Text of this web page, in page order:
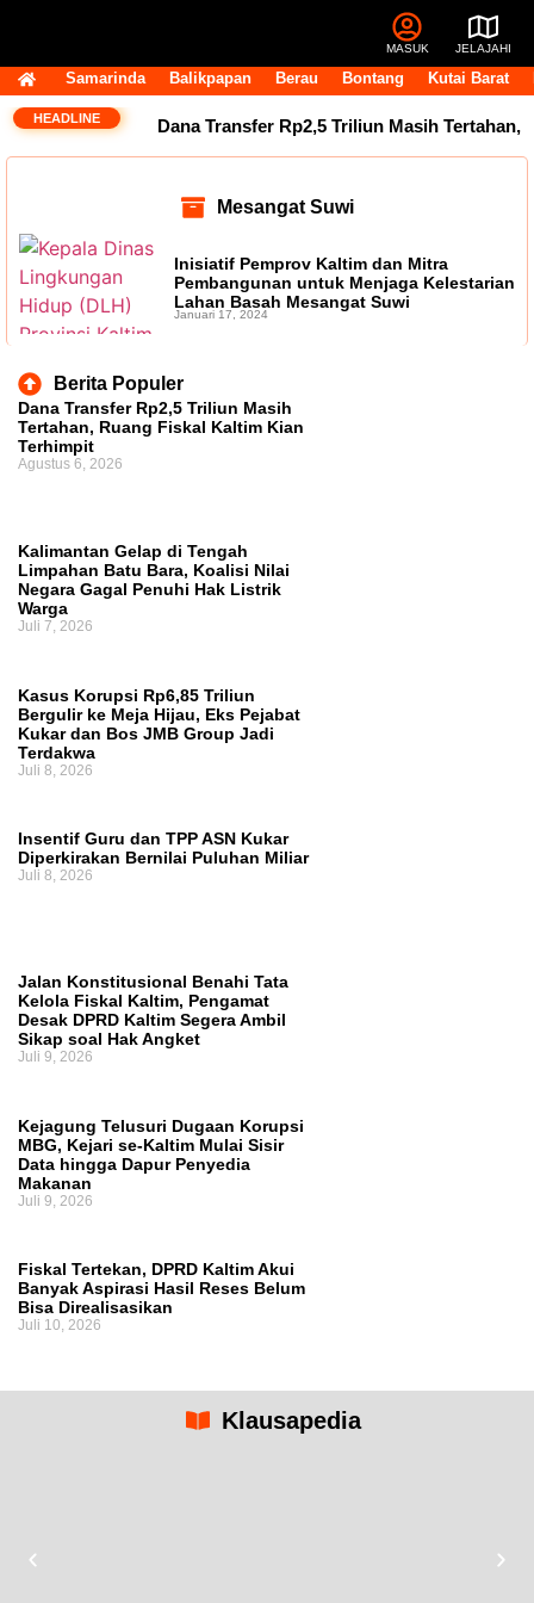
MASUK JELAJAHI
Samarinda Balikpapan Berau Bontang Kutai Barat
HEADLINE Dana Transfer Rp2,5 Triliun Masih Tertahan,
Kaltim Tambah Lima Raperda di Luar
Propemperda, Fokus Perkuat PAD dan
Penyesuaian Organisasi Daerah
Khawatir Proyek Infrastruktur Terganggu
Terukur DPRD Samarinda Dukung
Mesangat Suwi
Inisiatif Pemprov Kaltim dan Mitra
Pembangunan untuk Menjaga Kelestarian
Lahan Basah Mesangat Suwi
Januari 17, 2024
Berita Populer
Dana Transfer Rp2,5 Triliun Masih
Tertahan, Ruang Fiskal Kaltim Kian
Terhimpit
Agustus 6, 2026
Kalimantan Gelap di Tengah
Limpahan Batu Bara, Koalisi Nilai
Negara Gagal Penuhi Hak Listrik
Warga
Juli 7, 2026
Kasus Korupsi Rp6,85 Triliun
Bergulir ke Meja Hijau, Eks Pejabat
Kukar dan Bos JMB Group Jadi
Terdakwa
Juli 8, 2026
Insentif Guru dan TPP ASN Kukar
Diperkirakan Bernilai Puluhan Miliar
Juli 8, 2026
Jalan Konstitusional Benahi Tata
Kelola Fiskal Kaltim, Pengamat
Desak DPRD Kaltim Segera Ambil
Sikap soal Hak Angket
Juli 9, 2026
Kejagung Telusuri Dugaan Korupsi
MBG, Kejari se-Kaltim Mulai Sisir
Data hingga Dapur Penyedia
Makanan
Juli 9, 2026
Fiskal Tertekan, DPRD Kaltim Akui
Banyak Aspirasi Hasil Reses Belum
Bisa Direalisasikan
Juli 10, 2026
Klausapedia